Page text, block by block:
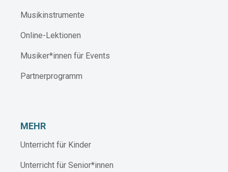
Musikinstrumente
Online-Lektionen
Musiker*innen für Events
Partnerprogramm
MEHR
Unterricht für Kinder
Unterricht für Senior*innen